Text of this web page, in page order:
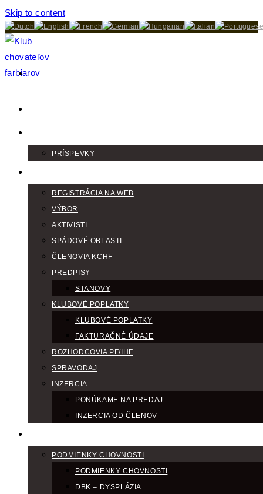
Skip to content
PRÍSPEVKY
REGISTRÁCIA NA WEB
VÝBOR
AKTIVISTI
SPÁDOVÉ OBLASTI
ČLENOVIA KCHF
PREDPISY
STANOVY
KLUBOVÉ POPLATKY
KLUBOVÉ POPLATKY
FAKTURAČNÉ ÚDAJE
ROZHODCOVIA PF/IHF
SPRAVODAJ
INZERCIA
PONÚKAME NA PREDAJ
INZERCIA OD ČLENOV
PODMIENKY CHOVNOSTI
PODMIENKY CHOVNOSTI
DBK – DYSPLÁZIA